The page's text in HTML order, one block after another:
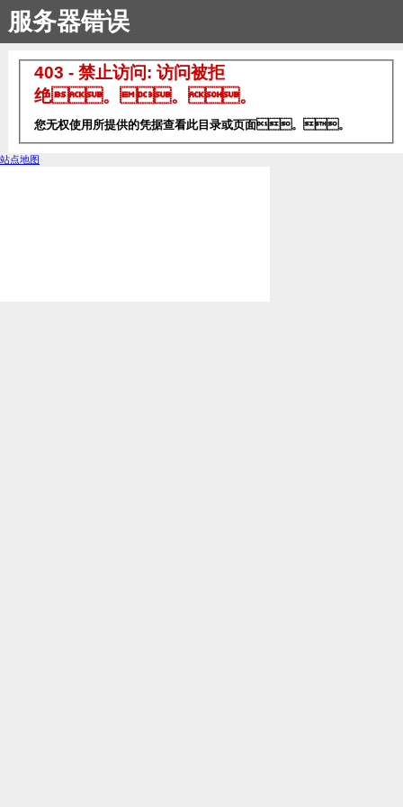
服务器错误
403 - 禁止访问: 访问被拒
绝。。。
您无权使用所提供的凭据查看此目录或页面。。
站点地图